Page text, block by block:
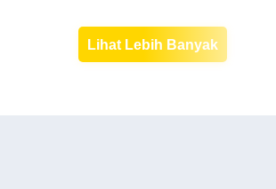
Lihat Lebih Banyak